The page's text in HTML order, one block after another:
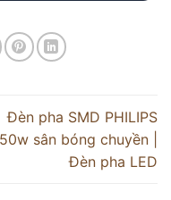
Đèn pha SMD PHILIPS
sân bóng chuyền |
Đèn pha LED